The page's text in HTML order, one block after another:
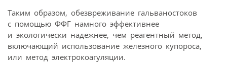
Таким образом, обезвреживание гальваностоков
с помощью ФФГ намного эффективнее
и экологически надежнее, чем реагентный метод,
включающий использование железного купороса,
или метод электрокоагуляции.